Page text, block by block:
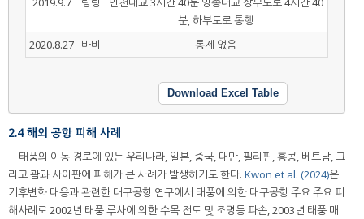
분, 하부도로 통행
2020.8.27 바비 통제 없음
Download Excel Table
2.4 해외 공항 피해 사례
태풍의 이동 경로에 있는 우리나라, 일본, 중국, 대만, 필리핀, 홍콩, 베트남, 그
리고 괌과 사이판에 피해가 큰 사례가 발생하기도 한다. Kwon et al. (2024)은
기후변화 대응과 관련한 대구공항 연구에서 태풍에 의한 대구공항 주요 주요 피
해사례로 2002년 태풍 루사에 의한 수목 전도 및 조명등 파손, 2003년 태풍 매